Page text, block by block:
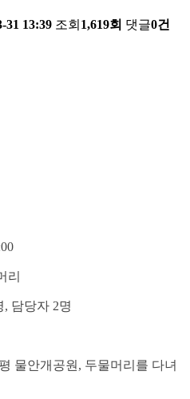
31 13:39 조회 1,619회 댓글0건
리
담당자 2명
물안개공원, 두물머리를 다녀